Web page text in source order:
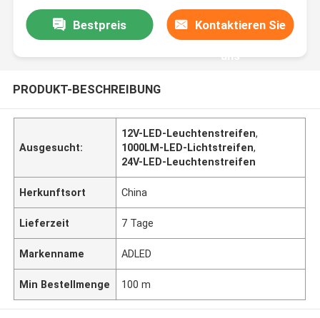
Bestpreis Kontaktieren Sie
uns
PRODUKT-BESCHREIBUNG
Ausgesucht:
12V-LED-Leuchtenstreifen,
1000LM-LED-Lichtstreifen,
24V-LED-Leuchtenstreifen
Herkunftsort China
Lieferzeit 7 Tage
Markenname ADLED
Min Bestellmenge 100 m